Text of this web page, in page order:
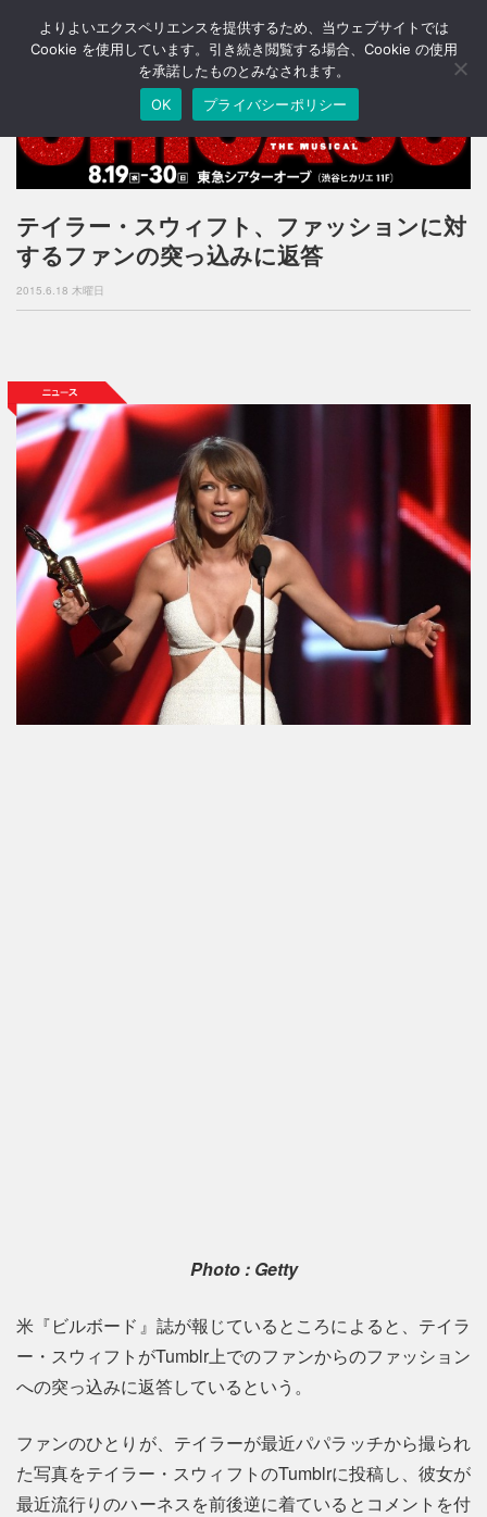
T
o
n
v
i
g
o
テイラー・スウィフト、ファッションに対
するファンの突っ込みに返答
2015.6.18 木曜日
Photo : Getty
米『ビルボード』誌が報じているところによると、テイラ
ー・スウィフトがTumblr上でのファンからのファッション
への突っ込みに返答しているという。
ファンのひとりが、テイラーが最近パパラッチから撮られ
た写真をテイラー・スウィフトのTumblrに投稿し、彼女が
最近流行りのハーネスを前後逆に着ているとコメントを付
よりよいエクスペリエンスを提供するため、当ウェブサイトでは
Cookie を使用しています。引き続き閲覧する場合、Cookie の使用
を承諾したものとみなされます。
OK
プライバシーポリシー